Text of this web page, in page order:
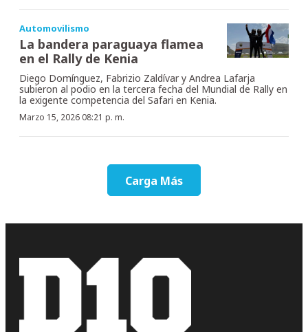
Automovilismo
La bandera paraguaya flamea
en el Rally de Kenia
Diego Domínguez, Fabrizio Zaldívar y Andrea Lafarja
subieron al podio en la tercera fecha del Mundial de Rally en
la exigente competencia del Safari en Kenia.
Marzo 15, 2026 08:21 p. m.
Carga Más